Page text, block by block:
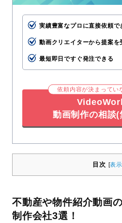
実績豊富なプロに直接依頼
動画クリエイターから提案を
最短即日ですぐ発注できる
依頼内容が決まってい
動画制作の相
目次 [表
不動産や物件紹介動画
制作会社3選！